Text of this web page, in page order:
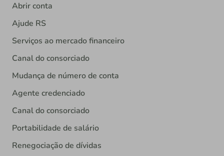
Abrir conta
Ajude RS
Serviços ao mercado financeiro
Canal do consorciado
Mudança de número de conta
Agente credenciado
Canal do consorciado
Portabilidade de salário
Renegociação de dívidas